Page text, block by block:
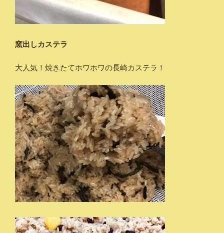
窯出しカステラ
大人気！焼きたてホワホワの長崎カステラ！